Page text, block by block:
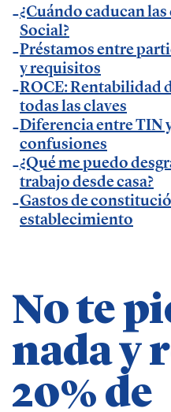
— Participación como
España 2023.
Temáticas de
negocios | startups |
empresas| asesorías|
| pequeños negocios |
desarrollo de negocio
¿Cuándo caducan
Social?
Préstamos entre
y requisitos
ROCE: Rentabilidad
todas las claves
Diferencia entre TIN
confusiones
¿Qué me puedo
trabajo desde casa?
Gastos de
establecimiento
No te
nada y
20% de